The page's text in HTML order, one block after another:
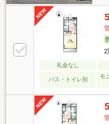
礼金なし
バス・トイレ別
モ